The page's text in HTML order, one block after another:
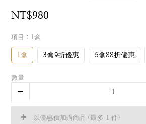
NT$980
項目 : 1盒
1盒 3盒9折優惠 6盒88折優惠
數量
以優惠價加購商品 (最多 1 件)